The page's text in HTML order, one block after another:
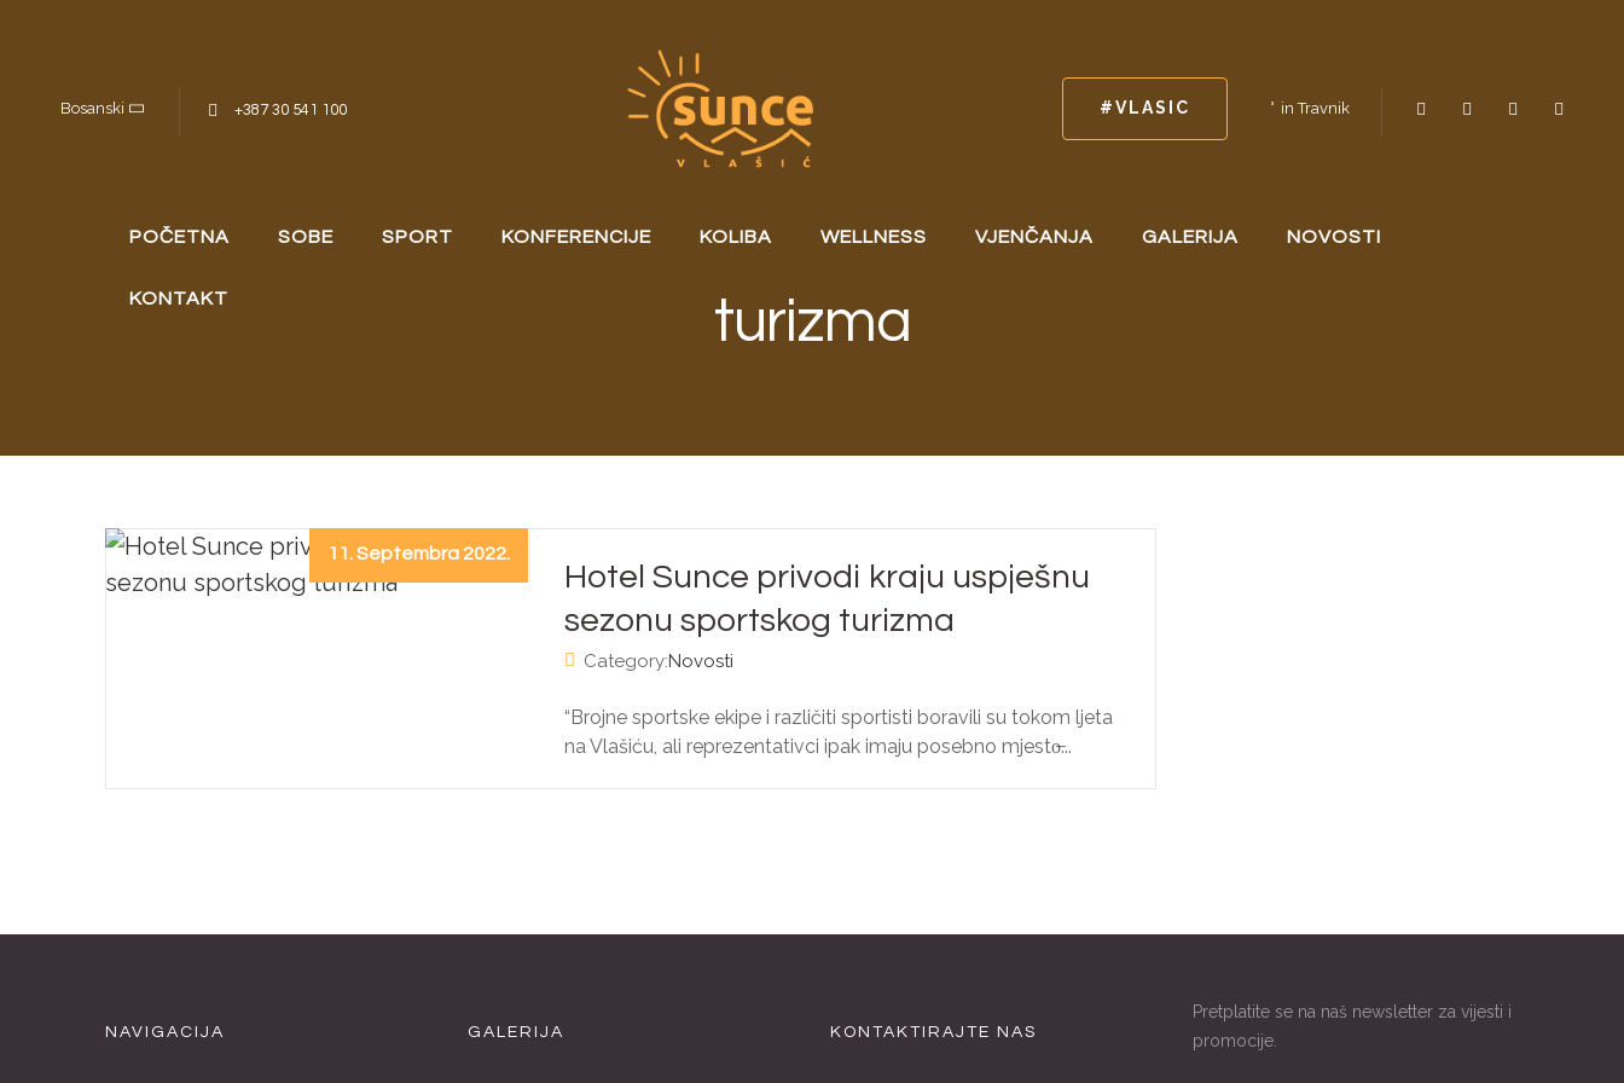
Bosanski +387 30 541 100 #VLASIC in Travnik
POČETNA SOBE SPORT KONFERENCIJE KOLIBA WELLNESS VJENČANJA GALERIJA NOVOSTI
KONTAKT turizma
11. Septembra 2022.
Hotel Sunce privodi kraju uspješnu
sezonu sportskog turizma
Category:Novosti
“Brojne sportske ekipe i različiti sportisti boravili su tokom ljeta
na Vlašiću, ali reprezentativci ipak imaju posebno mjesto̶...
NAVIGACIJA GALERIJA KONTAKTIRAJTE NAS
Pretplatite se na naš newsletter za vijesti i
promocije.